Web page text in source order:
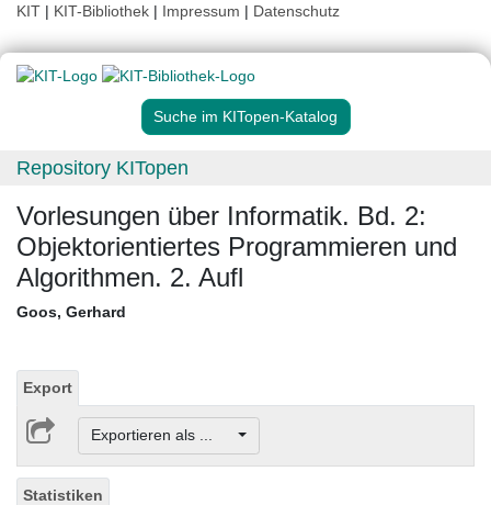
KIT | KIT-Bibliothek | Impressum | Datenschutz
Suche im KITopen-Katalog
Repository KITopen
Vorlesungen über Informatik. Bd. 2:
Objektorientiertes Programmieren und
Algorithmen. 2. Aufl
Goos, Gerhard
Export
Exportieren als ...
Statistiken